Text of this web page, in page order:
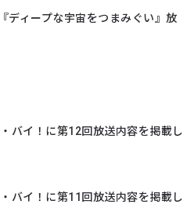
ディープな宇宙をつまみぐい』放
バイ！に第12回放送内容を掲載し
バイ！に第11回放送内容を掲載し